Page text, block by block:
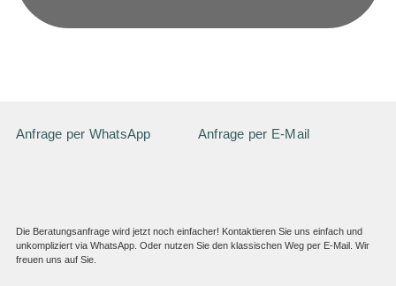
Anfrage per WhatsApp Anfrage per E-Mail
Die Beratungsanfrage wird jetzt noch einfacher! Kontaktieren Sie uns einfach und
unkompliziert via WhatsApp. Oder nutzen Sie den klassischen Weg per E-Mail. Wir
freuen uns auf Sie.